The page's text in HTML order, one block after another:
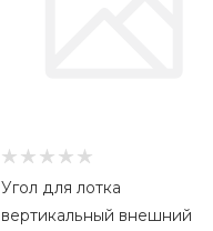
Угол для лотка
вертикальный внешний